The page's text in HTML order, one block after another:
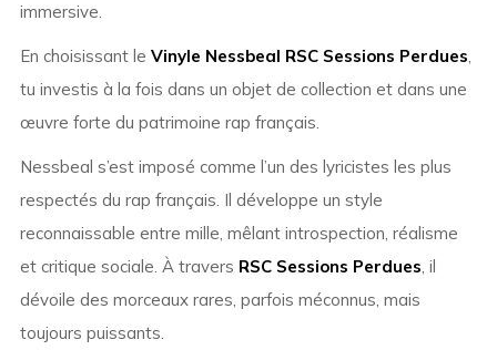
immersive.
En choisissant le Vinyle Nessbeal RSC Sessions Perdues,
tu investis à la fois dans un objet de collection et dans une
œuvre forte du patrimoine rap français.
Nessbeal s’est imposé comme l’un des lyricistes les plus
respectés du rap français. Il développe un style
reconnaissable entre mille, mêlant introspection, réalisme
et critique sociale. À travers RSC Sessions Perdues, il
dévoile des morceaux rares, parfois méconnus, mais
toujours puissants.